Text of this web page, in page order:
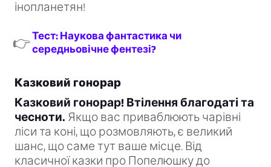
інопланетян!
👉Тест: Наукова фантастика чи
середньовічне фентезі?
Казковий гонорар
Казковий гонорар! Втілення благодаті та
чесноти. Якщо вас приваблюють чарівні
ліси та коні, що розмовляють, є великий
шанс, що саме тут ваше місце. Від
класичної казки про Попелюшку до